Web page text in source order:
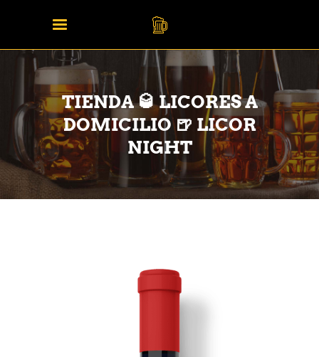
TIENDA 🥃 LICORES A
DOMICILIO 🍺 LICOR
NIGHT